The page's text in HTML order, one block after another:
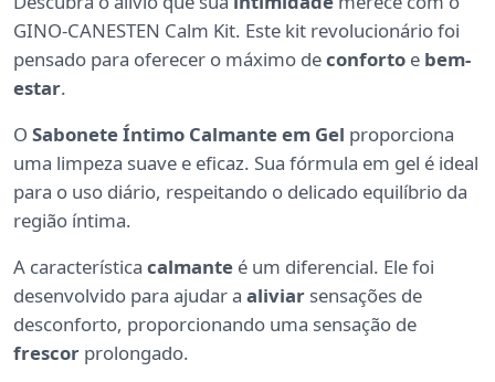
GINO-CANESTEN Calm Kit. Este kit revolucionário foi
pensado para oferecer o máximo deconforto e bem-
estar.
O Sabonete Íntimo Calmante em Gel proporciona
uma limpeza suave e eficaz. Sua fórmula em gel é ideal
para o uso diário, respeitando o delicado equilíbrio da
região íntima.
A característica calmante é um diferencial. Ele foi
desenvolvido para ajudar a aliviar sensações de
desconforto, proporcionando uma sensação de
frescor prolongado.